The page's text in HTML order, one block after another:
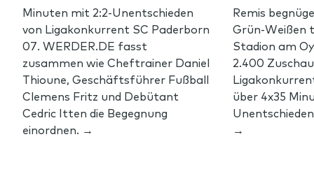
Minuten mit 2:2-Unentschieden
von Ligakonkurrent SC Paderborn
07. WERDER.DE fasst
zusammen wie Cheftrainer Daniel
Thioune, Geschäftsführer Fußball
Clemens Fritz und Debütant
Cedric Itten die Begegnung
einordnen. →
Remis
Grün-Weißen
Stadion am
2.400
über 4x35
→